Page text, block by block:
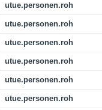
utue.personen.roh
utue.personen.roh
utue.personen.roh
utue.personen.roh
utue.personen.roh
utue.personen.roh